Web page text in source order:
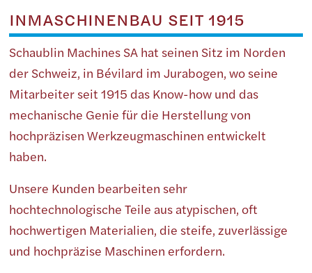
INMASCHINENBAU SEIT 1915
Schaublin Machines SA hat seinen Sitz im Norden
der Schweiz, in Bévilard im Jurabogen, wo seine
Mitarbeiter seit 1915 das Know-how und das
mechanische Genie für die Herstellung von
hochpräzisen Werkzeugmaschinen entwickelt
haben.
Unsere Kunden bearbeiten sehr
hochtechnologische Teile aus atypischen, oft
hochwertigen Materialien, die steife, zuverlässige
und hochpräzise Maschinen erfordern.